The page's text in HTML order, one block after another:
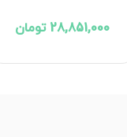
28,851,000 تومان